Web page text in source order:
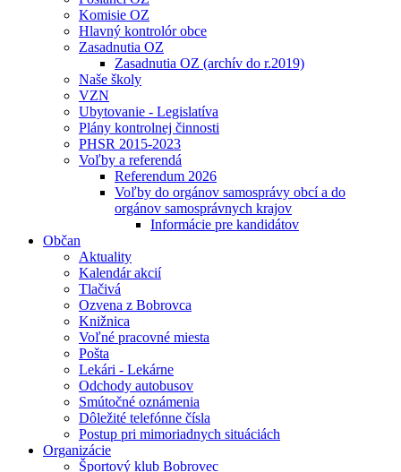
Komisie OZ
Hlavný kontrolór obce
Zasadnutia OZ
Zasadnutia OZ (archív do r.2019)
Naše školy
VZN
Ubytovanie - Legislatíva
Plány kontrolnej činnosti
PHSR 2015-2023
Voľby a referendá
Referendum 2026
Voľby do orgánov samosprávy obcí a do
orgánov samosprávnych krajov
Informácie pre kandidátov
Občan
Aktuality
Kalendár akcií
Tlačivá
Ozvena z Bobrovca
Knižnica
Voľné pracovné miesta
Pošta
Lekári - Lekárne
Odchody autobusov
Smútočné oznámenia
Dôležité telefónne čísla
Postup pri mimoriadnych situáciách
Organizácie
Športový klub Bobrovec